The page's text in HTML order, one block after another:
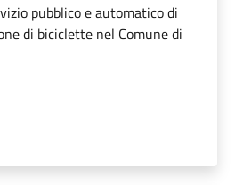
pubblico e automatico di
di biciclette nel Comune di